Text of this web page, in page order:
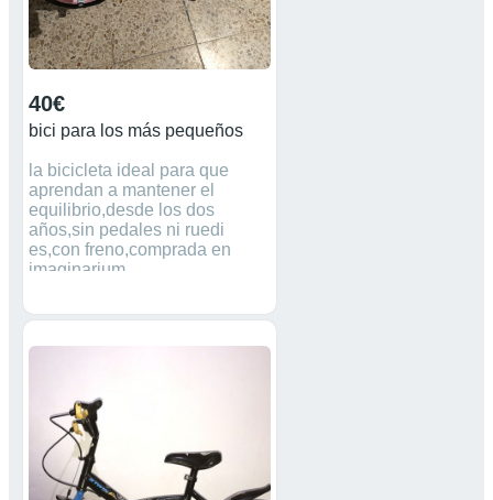
40€
bici para los más pequeños
la bicicleta ideal para que
aprendan a mantener el
equilibrio,desde los dos
años,sin pedales ni ruedi
es,con freno,comprada en
imaginarium